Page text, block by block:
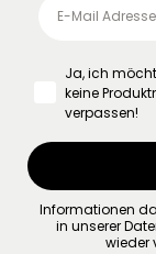
Ja, ich
keine
verpassen!
Informationen
in unserer
wieder